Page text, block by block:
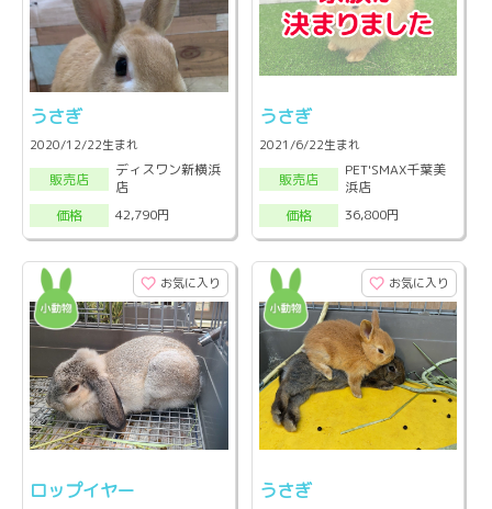
うさぎ
2020/12/22生まれ
販売店
ディスワン新横浜
店
価格
42,790円
うさぎ
2021/6/22生まれ
販売店
PET'SMAX千葉美
浜店
価格
36,800円
お気に入り
ロップイヤー
お気に入り
うさぎ